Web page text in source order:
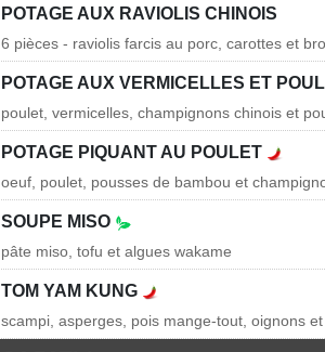
POTAGE AUX RAVIOLIS CHINOIS
6 pièces - raviolis farcis au porc, carottes et
POTAGE AUX VERMICELLES ET
poulet, vermicelles, champignons chinois et
POTAGE PIQUANT AU POULET
oeuf, poulet, pousses de bambou et
SOUPE MISO
pâte miso, tofu et algues wakame
TOM YAM KUNG
scampi, asperges, pois mange-tout, oignons